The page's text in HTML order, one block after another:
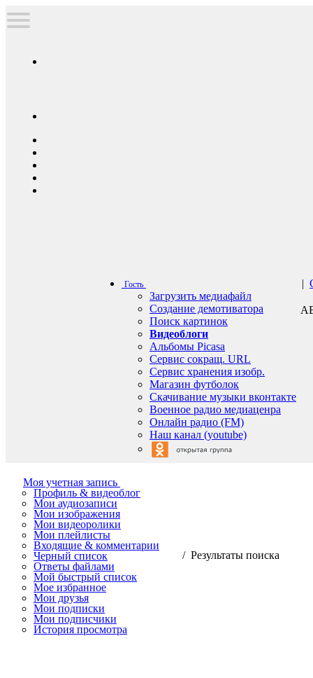
Гость
Загрузить медиафайл
Создание демотиватора
Поиск картинок
Видеоблоги
Альбомы Picasa
Сервис сокращ. URL
Сервис хранения изобр.
Магазин футболок
Скачивание музыки вконтакте
Военное радио медиаценра
Онлайн радио (FM)
Наш канал (youtube)
|
Моя учетная запись
Профиль & видеоблог
Мои аудиозаписи
Мои изображения
Мои видеоролики
Мои плейлисты
Входящие & комментарии
Черный список
Ответы файлами
Мой быстрый список
Мое избранное
Мои друзья
Мои подписки
Мои подписчики
История просмотра
/ Результаты поиска